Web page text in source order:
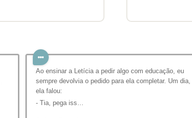
Ao ensinar a Letícia a pedir algo com educação, eu
sempre devolvia o pedido para ela completar. Um dia,
ela falou:
- Tia, pega iss…